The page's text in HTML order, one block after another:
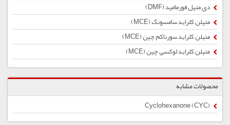
دی متیل فورمامید (DMF)
متیلن کلراید سامسونگ (MCE)
متیلن کلراید سورناکم چین (MCE)
متیلن کلراید لوکسی چین (MCE)
محصولات مشابه